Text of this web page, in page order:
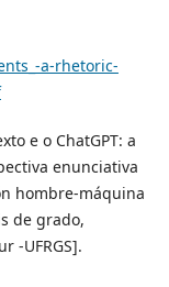
a-rhetoric-
e o ChatGPT: a
enunciativa
hombre-máquina
de grado,
-UFRGS].